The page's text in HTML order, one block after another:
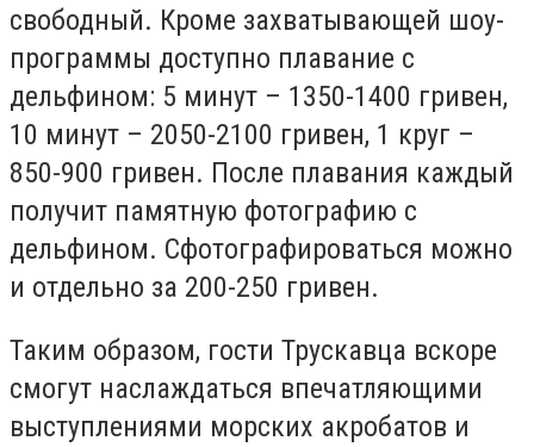
свободный. Кроме захватывающей шоу-
программы доступно плавание с
дельфином: 5 минут – 1350-1400 гривен,
10 минут – 2050-2100 гривен, 1 круг –
850-900 гривен. После плавания каждый
получит памятную фотографию с
дельфином. Сфотографироваться можно
и отдельно за 200-250 гривен.
Таким образом, гости Трускавца вскоре
смогут наслаждаться впечатляющими
выступлениями морских акробатов и